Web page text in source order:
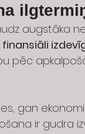
augstāka
finansiāli
pēc
gan
ir gudra